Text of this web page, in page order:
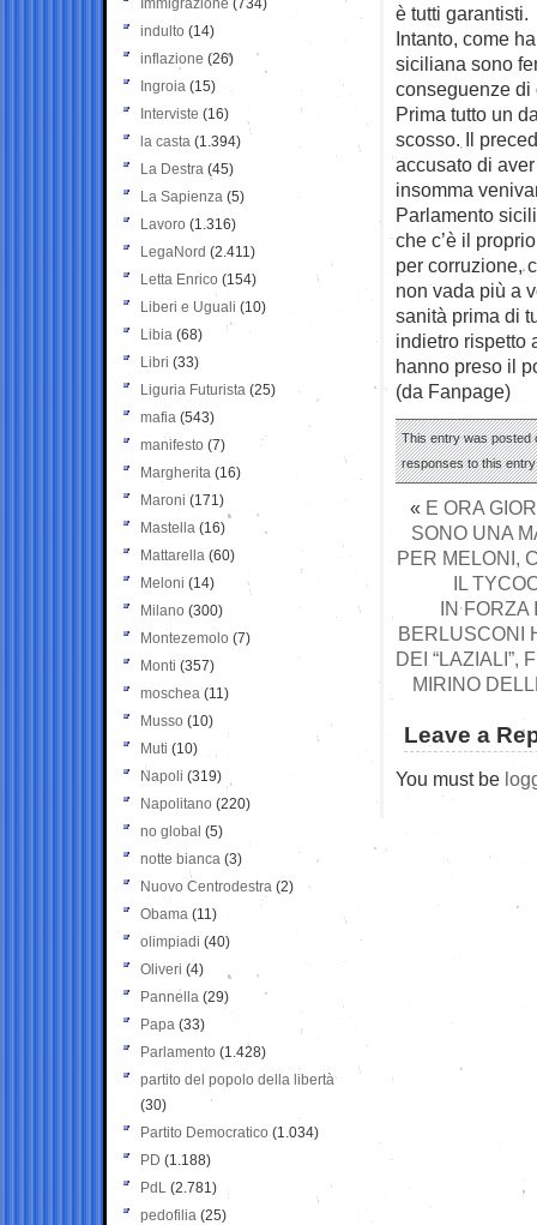
è tutti garantisti.
Intanto, come
siciliana sono
conseguenze di
Prima tutto un
scosso. Il
accusato di
insomma
Parlamento
che c’è il
per corruzione,
non vada più a
sanità prima di
indietro rispetto
hanno preso il
(da Fanpage)
This entry was posted
responses to this
« E ORA
SONO UNA
PER MELONI,
IL
IN FORZA
BERLUSCONI
DEI “LAZIALI”,
MIRINO
Leave a
You must be
Immigrazione (734)
indulto (14)
inflazione (26)
Ingroia (15)
Interviste (16)
la casta (1.394)
La Destra (45)
La Sapienza (5)
Lavoro (1.316)
LegaNord (2.411)
Letta Enrico (154)
Liberi e Uguali (10)
Libia (68)
Libri (33)
Liguria Futurista (25)
mafia (543)
manifesto (7)
Margherita (16)
Maroni (171)
Mastella (16)
Mattarella (60)
Meloni (14)
Milano (300)
Montezemolo (7)
Monti (357)
moschea (11)
Musso (10)
Muti (10)
Napoli (319)
Napolitano (220)
no global (5)
notte bianca (3)
Nuovo Centrodestra (2)
Obama (11)
olimpiadi (40)
Oliveri (4)
Pannella (29)
Papa (33)
Parlamento (1.428)
partito del popolo della libertà
(30)
Partito Democratico (1.034)
PD (1.188)
PdL (2.781)
pedofilia (25)